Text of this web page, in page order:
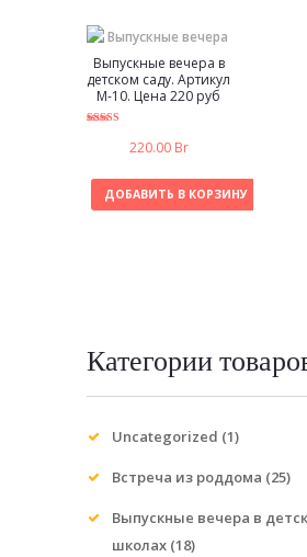
Выпускные вечера в
детском саду. Артикул
М-10. Цена 220 руб
220.00 Br
ДОБАВИТЬ В КОРЗИНУ
Категории
Uncategorized (1)
Встреча из роддома (25)
Выпускные вечера в
школах (18)